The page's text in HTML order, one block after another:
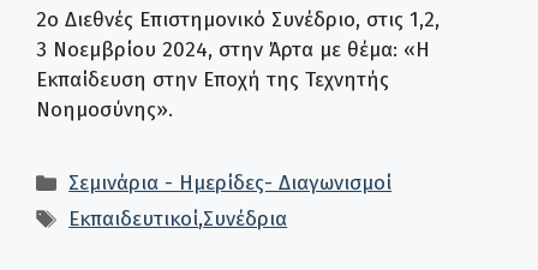
2ο Διεθνές Επιστημονικό Συνέδριο, στις 1,2,
3 Νοεμβρίου 2024, στην Άρτα με θέμα: «H
Εκπαίδευση στην Εποχή της Τεχνητής
Νοημοσύνης».
Κατηγορίες
Σεμινάρια - Ημερίδες- Διαγωνισμοί
Ετικέτες
Εκπαιδευτικοί,Συνέδρια